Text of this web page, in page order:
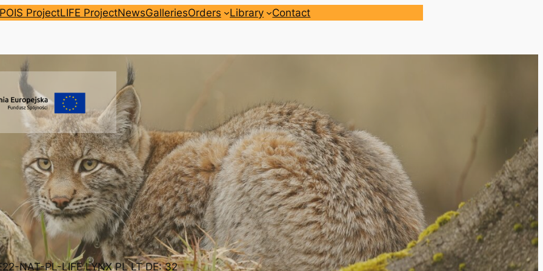
POIS ProjectLIFE ProjectNewsGalleriesOrders Library Contact
NAT-PL-LIFE LYNX PL LT DE: 32